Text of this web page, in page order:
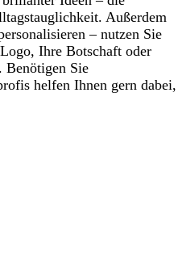
Außerdem
– nutzen Sie
Ihre Botschaft oder
Benötigen Sie
helfen Ihnen gern dabei,